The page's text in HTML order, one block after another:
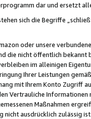
dar und ersetzt
sich die Begriffe
oder unsere
die nicht öffentlich
im alleinigen
Ihrer Leistungen
mit Ihrem Konto
Vertrauliche
Maßnahmen
nicht ausdrücklich zulässig